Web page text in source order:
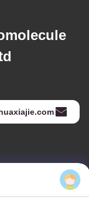
عنوان Eric